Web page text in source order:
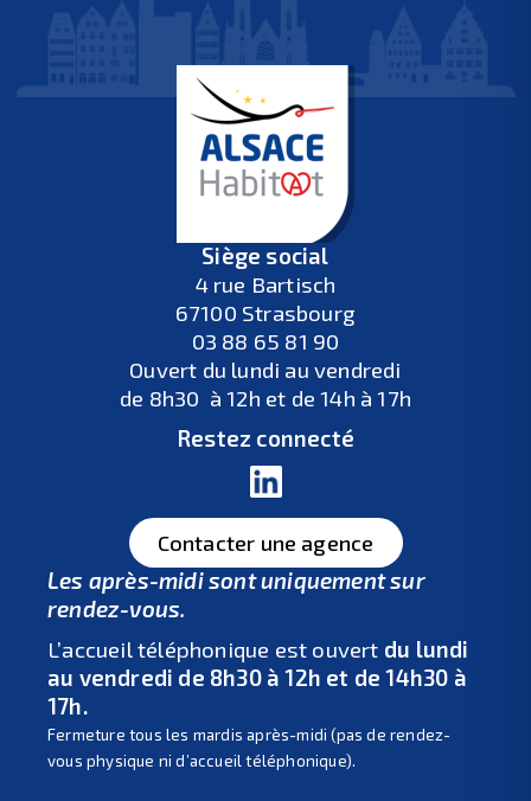
Siège social
4 rue Bartisch
67100 Strasbourg
03 88 65 81 90
Ouvert du lundi au vendredi
de 8h30 à 12h et de 14h à 17h
Restez connecté
Contacter une agence
Les après-midi sont uniquement sur
rendez-vous.
L’accueil téléphonique est ouvert du lundi
au vendredi de 8h30 à 12h et de 14h30 à
17h.
Fermeture tous les mardis après-midi (pas de rendez-
vous physique ni d’accueil téléphonique).